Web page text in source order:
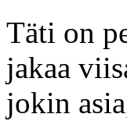
Täti on
jakaa
jokin